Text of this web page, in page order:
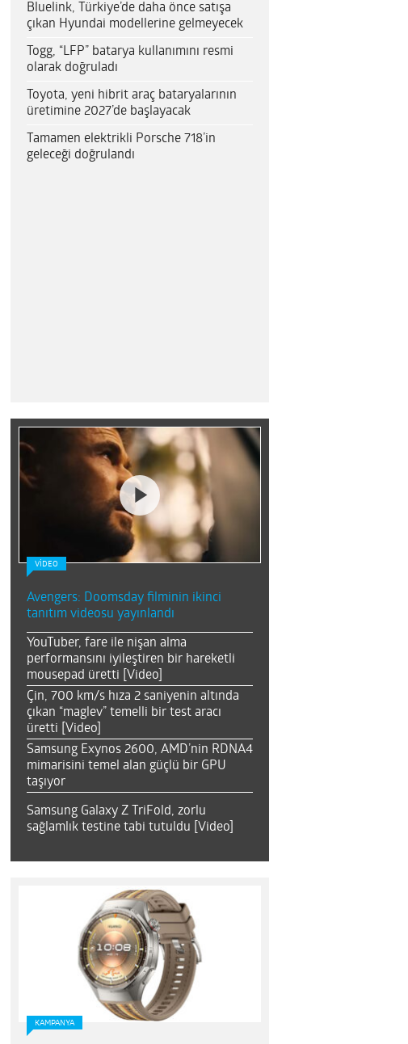
Bluelink, Türkiye’de daha önce satışa
çıkan Hyundai modellerine gelmeyecek
Togg, “LFP” batarya kullanımını resmi
olarak doğruladı
Toyota, yeni hibrit araç bataryalarının
üretimine 2027’de başlayacak
Tamamen elektrikli Porsche 718’in
geleceği doğrulandı
VİDEO
Avengers: Doomsday filminin ikinci
tanıtım videosu yayınlandı
YouTuber, fare ile nişan alma
performansını iyileştiren bir hareketli
mousepad üretti [Video]
Çin, 700 km/s hıza 2 saniyenin altında
çıkan “maglev” temelli bir test aracı
üretti [Video]
Samsung Exynos 2600, AMD’nin RDNA4
mimarisini temel alan güçlü bir GPU
taşıyor
Samsung Galaxy Z TriFold, zorlu
sağlamlık testine tabi tutuldu [Video]
KAMPANYA